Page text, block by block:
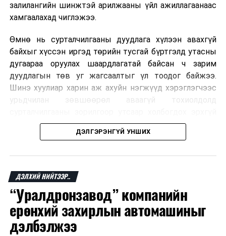
залилангийн шинжтэй арилжааны үйл ажиллагаанаас
хамгаалахад чиглэжээ.
Өмнө нь сурталчилгааны дуудлага хүлээн авахгүй
байхыг хүссэн иргэд төрийн тусгай бүртгэлд утасны
дугаараа оруулах шаардлагатай байсан ч зарим
дуудлагын төв уг жагсаалтыг үл тоодог байжээ.
Шинэ хуулиар харин аж ахуйн нэгжүүд хэрэглэгчээс
урьдчилан зөвшөөрөл аваагүй тохиолдолд
болно. Иргэн өгсөн зөвшөөрлөө хүссэн үедээ цуцлах
Францын эрх баригчдын тооцоолсноор тус улсын
иргэдийн дөрөвний гурав орчим нь долоо хоног бүр
дор хаяж нэг удаа хүсээгүй сурталчилгааны дуудлага
хүлээн авдаг бөгөөд олон хүн үүнээс ч олон
дуудлагад өртдөг байна. Хэрэглэгчийн эрхийг
хамгаалах 11 байгууллага 2024 онд хамтран
шаардлага гаргаж, суурин болон гар утас руу ирдэг
ДЭЛГЭРЭНГҮЙ УНШИХ
ДЭЛХИЙ НИЙТЭЭР..
“Уралдронзавод” компанийн
ерөнхий захирлын автомашиныг
дэлбэлжээ